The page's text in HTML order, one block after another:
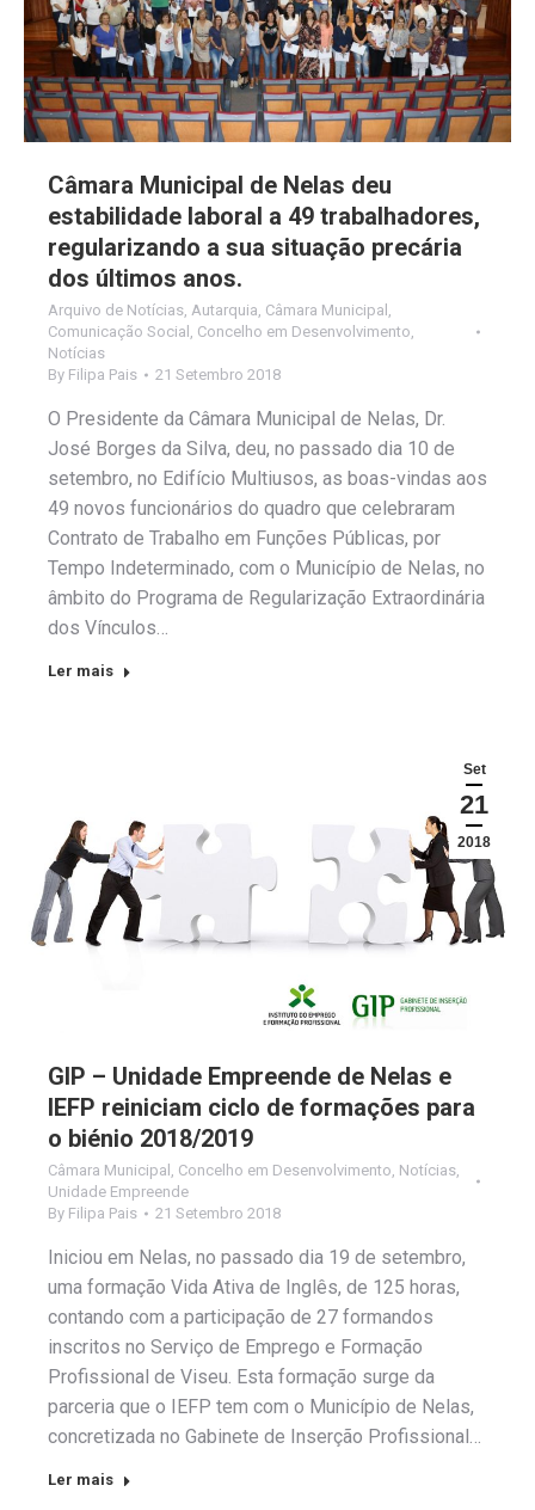
Câmara Municipal de Nelas deu
estabilidade laboral a 49 trabalhadores,
regularizando a sua situação precária
dos últimos anos.
Arquivo de Notícias, Autarquia, Câmara Municipal ,
Comunicação Social , Concelho em Desenvolvimento,
Notícias
By Filipa Pais 21 Setembro 2018
O Presidente da Câmara Municipal de Nelas, Dr.
José Borges da Silva, deu, no passado dia 10 de
setembro, no Edifício Multiusos, as boas-vindas aos
49 novos funcionários do quadro que celebraram
Contrato de Trabalho em Funções Públicas, por
Tempo Indeterminado, com o Município de Nelas, no
âmbito do Programa de Regularização Extraordinária
dos Vínculos…
Ler mais
Set
21
2018
GIP – Unidade Empreende de Nelas e
IEFP reiniciam ciclo de formações para
o biénio 2018/2019
Câmara Municipal Concelho em Desenvolvimento Notícias
Unidade Empreende
By Filipa Pais 21 Setembro 2018
Iniciou em Nelas, no passado dia 19 de setembro,
uma formação Vida Ativa de Inglês, de 125 horas,
contando com a participação de 27 formandos
inscritos no Serviço de Emprego e Formação
Profissional de Viseu. Esta formação surge da
parceria que o IEFP tem com o Município de Nelas,
concretizada no Gabinete de Inserção Profissional…
Ler mais